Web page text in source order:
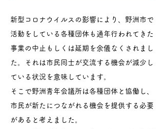
新型コロナウイルスの影響により、野洲市で
活動をしている各種団体も通年行われてきた
事業の中止もしくは延期を余儀なくされまし
た。それは市民同士が交流する機会が減少し
ている状況を意味しています。
そこで野洲青年会議所は各種団体と協働し、
市民が新たにつながれる機会を提供する必要
があると考えました。